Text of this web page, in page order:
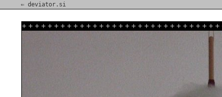
⇐ deviator.si
+ + + + + + + + + + + + + + + + + + + + + + + + + + + + + + +